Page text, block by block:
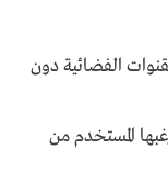
الفضائية دون
المستخدم من